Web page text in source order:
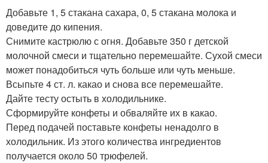
Добавьте 1, 5 стакана сахара, 0, 5 стакана молока и
доведите до кипения.
Снимите кастрюлю с огня. Добавьте 350 г детской
молочной смеси и тщательно перемешайте. Сухой смеси
может понадобиться чуть больше или чуть меньше.
Всыпьте 4 ст. л. какао и снова все перемешайте.
Дайте тесту остыть в холодильнике.
Сформируйте конфеты и обваляйте их в какао.
Перед подачей поставьте конфеты ненадолго в
холодильник. Из этого количества ингредиентов
получается около 50 трюфелей.